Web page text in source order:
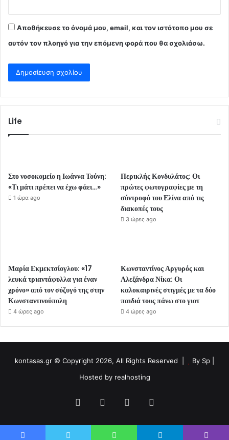
Αποθήκευσε το όνομά μου, email, και τον ιστότοπο μου σε
αυτόν τον πλοηγό για την επόμενη φορά που θα σχολιάσω.
Life
Στο νοσοκομείο η Ιωάννα Τούνη:
«Τι μάτι πρέπει να έχω φάει…»
1 ώρα ago
Περικλής Κονδυλάτος: Οι
πρώτες φωτογραφίες με τη
σύντροφό του Ελίνα από τις
διακοπές τους
3 ώρες ago
Μαρία Εκμεκτσίογλου: «17
λευκά τριαντάφυλλα για έναν
χρόνο» από τον σύζυγό της στην
Κωνσταντινούπολη
4 ώρες ago
Κωνσταντίνος Αργυρός και
Αλεξάνδρα Νίκα: Οι
καλοκαιρινές στιγμές με τα δύο
παιδιά τους πάνω στο γιοτ
4 ώρες ago
kontasas.gr © Copyright 2026, All Rights Reserved | By Sp
Hosted by realhosting
FacebookTwitter YouTube